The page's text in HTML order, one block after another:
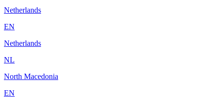
Netherlands
EN
Netherlands
NL
North Macedonia
EN